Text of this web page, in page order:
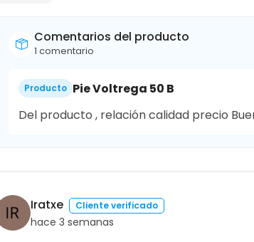
Comentarios del producto
1 comentario
Producto Pie Voltrega 50 B
Del producto , relación calidad precio
Iratxe Cliente verificado
hace 3 semanas